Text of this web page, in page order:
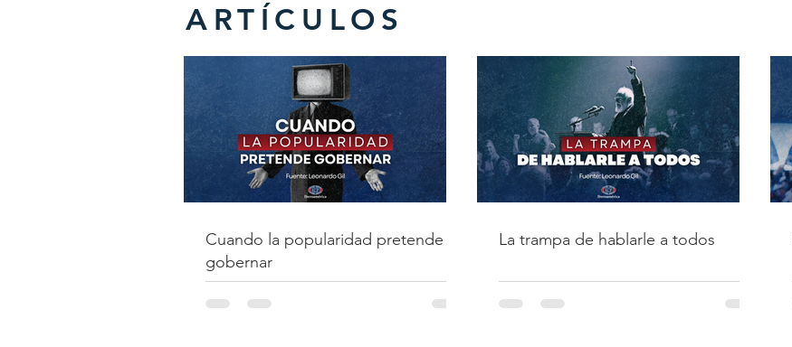
ARTÍCULOS
Cuando la popularidad pretende
gobernar
La trampa de hablarle a todos